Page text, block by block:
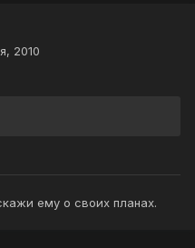
2010
ему о своих планах.